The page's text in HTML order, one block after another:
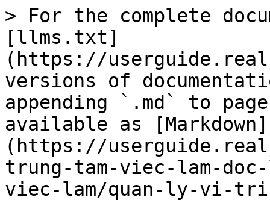
> For the complete
[llms.txt]
(https://
versions of
appending `.md` to
available as [Markdown]
(https://
trung-tam-viec-lam-
viec-lam/quan-ly-vi-